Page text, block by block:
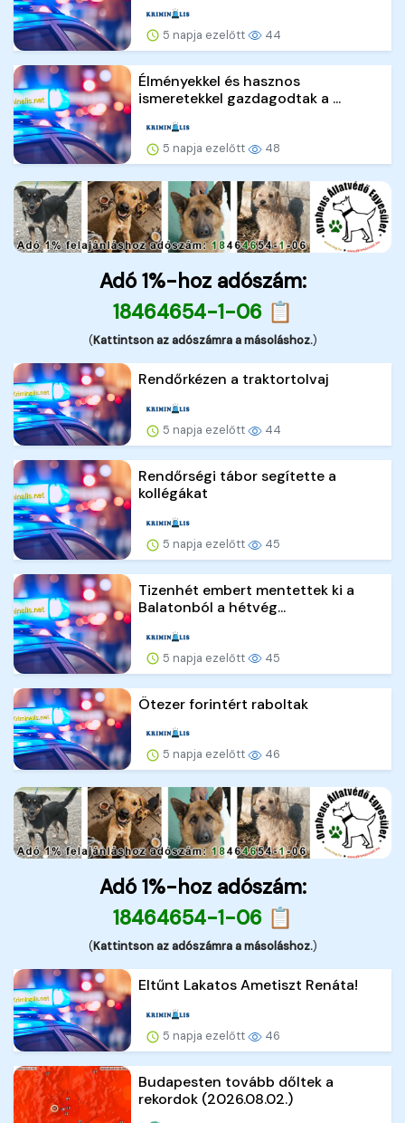
5 napja ezelőtt 44
Élményekkel és hasznos
ismeretekkel gazdagodtak a ...
5 napja ezelőtt 48
Adó 1%-hoz adószám:
18464654-1-06 📋
(Kattintson az adószámra a másoláshoz.)
Rendőrkézen a traktortolvaj
5 napja ezelőtt 44
Rendőrségi tábor segítette a
kollégákat
5 napja ezelőtt 45
Tizenhét embert mentettek ki a
Balatonból a hétvég...
5 napja ezelőtt 45
Ötezer forintért raboltak
5 napja ezelőtt 46
Adó 1%-hoz adószám:
18464654-1-06 📋
(Kattintson az adószámra a másoláshoz.)
Eltűnt Lakatos Ametiszt Renáta!
5 napja ezelőtt 46
Budapesten tovább dőltek a
rekordok (2026.08.02.)